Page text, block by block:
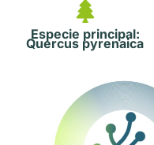
Especie principal:
Quercus pyrenaica